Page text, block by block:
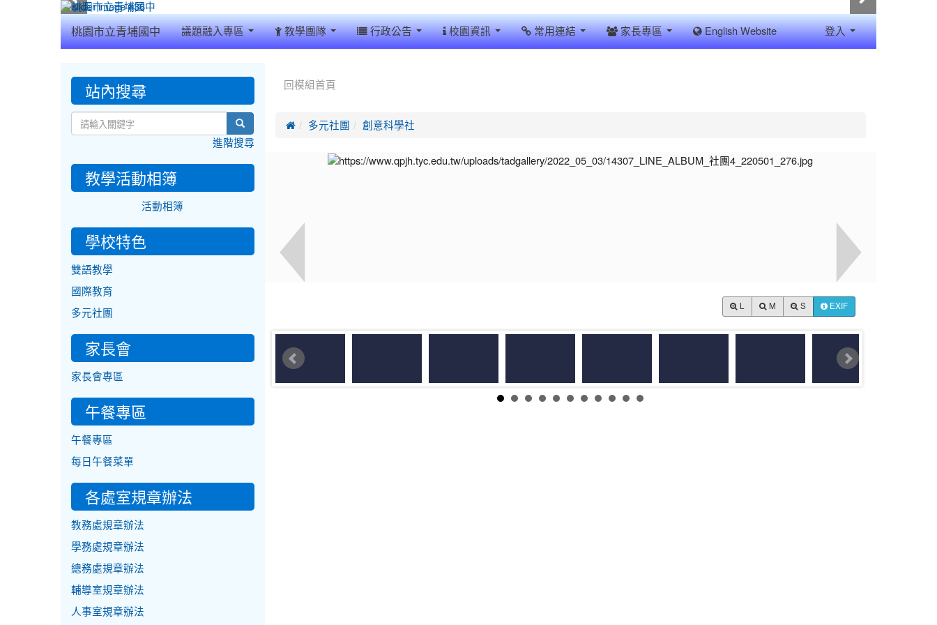
桃園市立青埔國中 議題融入專區 教學團隊 行政公告 校園資訊 常用連結 家長專區 English Website 登入
回模組首頁
 多元社團 創意科學社
M S EXIF
::: 站內搜尋
search
進階搜尋
教學活動相簿
活動相簿
學校特色
雙語教學
國際教育
多元社團
家長會
家長會專區
午餐專區
午餐專區
每日午餐菜單
各處室規章辦法
教務處規章辦法
學務處規章辦法
總務處規章辦法
輔導室規章辦法
人事室規章辦法